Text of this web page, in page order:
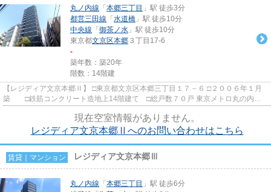
丸ノ内線 「 本郷三丁目 」駅 徒歩3分
都営三田線 「 水道橋 」駅 徒歩10分
中央線 「 御茶ノ水 」駅 徒歩10分
東京都文京区本郷 ３丁目17-6
-
築年数：築20年
階数：14階建
【レジディア文京本郷Ⅱ】 □東京都文京区本郷三丁目１７－６ □２００６年１月
築 □鉄筋コンクリート造地上14階建て □総戸数７０戸 東京メトロ丸の内
現在空室情報がありません。
レジディア文京本郷Ⅱへのお問い合わせはこちら
賃貸｜マンション レジディア文京本郷Ⅲ
丸ノ内線 「 本郷三丁目 」駅 徒歩6分